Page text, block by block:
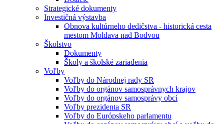
Strategické dokumenty
Investičná výstavba
Obnova kultúrneho dedičstva - historická cesta
mestom Moldava nad Bodvou
Školstvo
Dokumenty
Školy a školské zariadenia
Voľby
Voľby do Národnej rady SR
Voľby do orgánov samosprávnych krajov
Voľby do orgánov samosprávy obcí
Voľby prezidenta SR
Voľby do Európskeho parlamentu